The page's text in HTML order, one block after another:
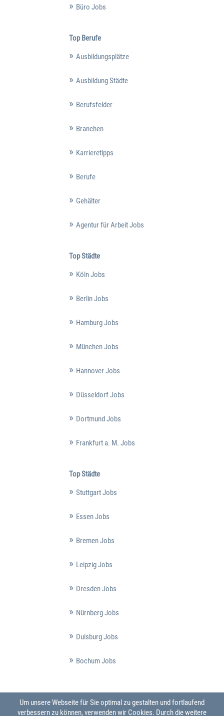
Büro Jobs
Top Berufe
Ausbildungsplätze
Ausbildung Städte
Berufsfelder
Branchen
Karrieretipps
Berufe
Gehälter
Agentur für Arbeit Jobs
Top Städte
Köln Jobs
Berlin Jobs
Hamburg Jobs
München Jobs
Hannover Jobs
Düsseldorf Jobs
Dortmund Jobs
Frankfurt a. M. Jobs
Top Städte
Stuttgart Jobs
Essen Jobs
Bremen Jobs
Leipzig Jobs
Dresden Jobs
Nürnberg Jobs
Duisburg Jobs
Bochum Jobs
Um unsere Webseite für Sie optimal zu gestalten und fortlaufend
verbessern zu können, verwenden wir Cookies. Durch die weitere